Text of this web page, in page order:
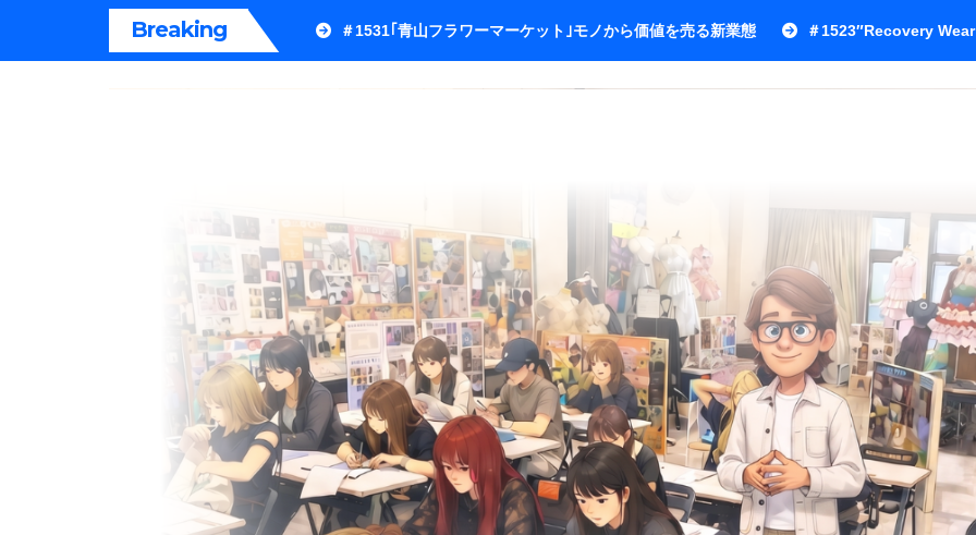
Breaking ＃1531｢青山フラワーマーケット｣モノから価値を売る新業態 ＃1523″Recovery